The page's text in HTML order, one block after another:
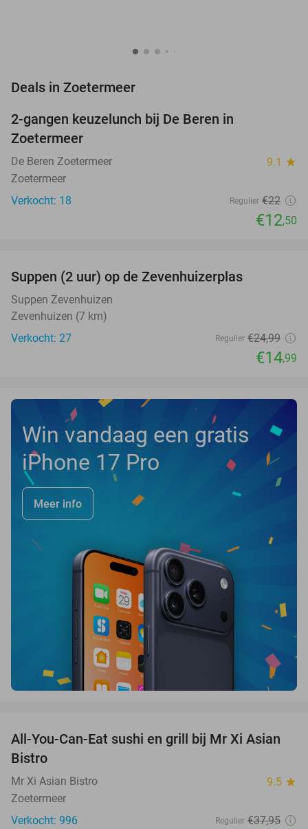
Deals in Zoetermeer
NEW
TODAY
2-gangen keuzelunch bij De Beren in
Zoetermeer
De Beren Zoetermeer 9.1 star
Zoetermeer
Verkocht: 18
Regulier €22
€12,50
NEW
TODAY
Suppen (2 uur) op de Zevenhuizerplas
Suppen Zevenhuizen
Zevenhuizen (7 km)
Verkocht: 27
Regulier €24,99
€14,99
Win vandaag een gratis
iPhone 17 Pro
Meer info
14%
All-You-Can-Eat sushi en grill bij Mr Xi Asian
Bistro
Mr Xi Asian Bistro 9.5 star
Zoetermeer
Verkocht: 996
Regulier €37,95